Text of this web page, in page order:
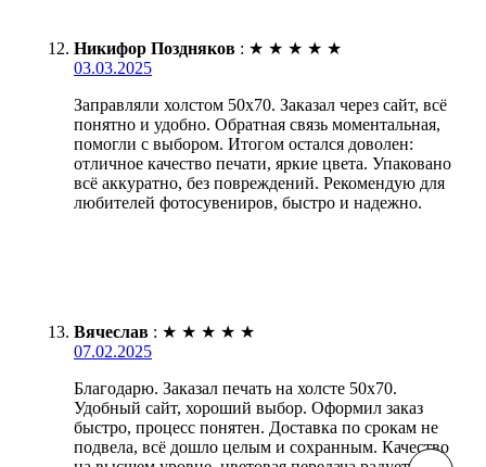
Никифор Поздняков : ★ ★ ★ ★ ★
03.03.2025
Заправляли холстом 50х70. Заказал через сайт, всё
понятно и удобно. Обратная связь моментальная,
помогли с выбором. Итогом остался доволен:
отличное качество печати, яркие цвета. Упаковано
всё аккуратно, без повреждений. Рекомендую для
любителей фотосувениров, быстро и надежно.
Вячеслав : ★ ★ ★ ★ ★
07.02.2025
Благодарю. Заказал печать на холсте 50х70.
Удобный сайт, хороший выбор. Оформил заказ
быстро, процесс понятен. Доставка по срокам не
подвела, всё дошло целым и сохранным. Качество